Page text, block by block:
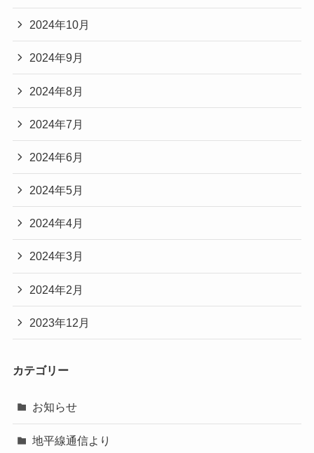
2024年10月
2024年9月
2024年8月
2024年7月
2024年6月
2024年5月
2024年4月
2024年3月
2024年2月
2023年12月
カテゴリー
お知らせ
地平線通信より